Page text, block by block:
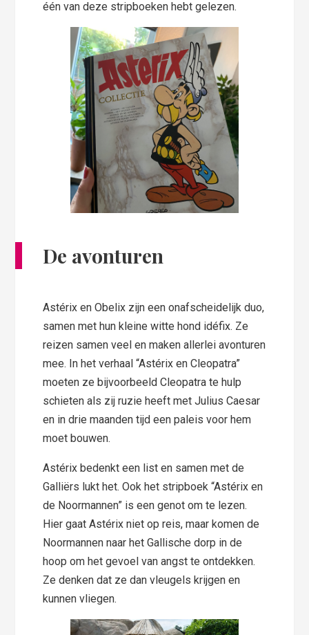
één van deze stripboeken hebt gelezen.
De avonturen
Astérix en Obelix zijn een onafscheidelijk duo,
samen met hun kleine witte hond idéfix. Ze
reizen samen veel en maken allerlei avonturen
mee. In het verhaal “Astérix en Cleopatra”
moeten ze bijvoorbeeld Cleopatra te hulp
schieten als zij ruzie heeft met Julius Caesar
en in drie maanden tijd een paleis voor hem
moet bouwen.
Astérix bedenkt een list en samen met de
Galliërs lukt het. Ook het stripboek “Astérix en
de Noormannen” is een genot om te lezen.
Hier gaat Astérix niet op reis, maar komen de
Noormannen naar het Gallische dorp in de
hoop om het gevoel van angst te ontdekken.
Ze denken dat ze dan vleugels krijgen en
kunnen vliegen.